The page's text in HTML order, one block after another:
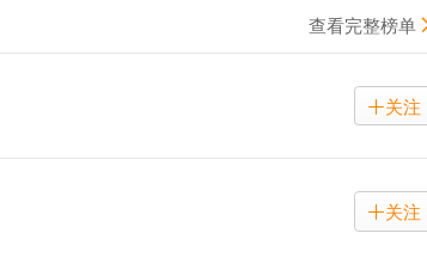
查看完整榜单
关注
关注